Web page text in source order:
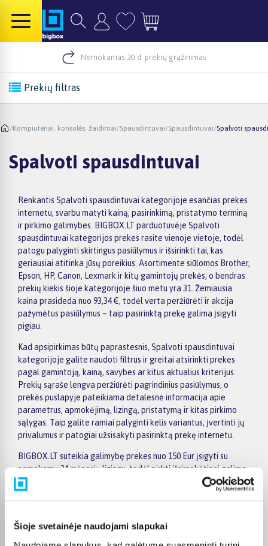
Šioje svetainėje naudojami slapukai
Nemokamas 30 d. prekių grąžinimas
Prekių filtras
/Kompiuteriai, konsolės, žaidimai/Spausdintuvai/Spausdintuvai/Spalvoti
Spalvoti spausdintuvai
Renkantis Spalvoti spausdintuvai kategorijoje esančias prekes
internetu, svarbu matyti kainą, pasirinkimą, pristatymo terminą
ir pirkimo galimybes. BIGBOX.LT parduotuvėje Spalvoti
spausdintuvai kategorijos prekes rasite vienoje vietoje, todėl
patogu palyginti skirtingus pasiūlymus ir išsirinkti tai, kas
geriausiai atitinka jūsų poreikius. Asortimente siūlomos Brother,
Epson, HP, Canon, Lexmark ir kitų gamintojų prekės, o bendras
prekių kiekis šioje kategorijoje šiuo metu yra 31. Žemiausia
kaina prasideda nuo 93,34 €, todėl verta peržiūrėti ir akcija
pažymėtus pasiūlymus – taip pasirinktą prekę galima įsigyti
pigiau.
Kad apsipirkimas būtų paprastesnis, Spalvoti spausdintuvai
kategorijoje galite naudoti filtrus ir greitai atsirinkti prekes
pagal gamintoją, kainą, savybes ar kitus aktualius kriterijus.
Prekių sąraše lengva peržiūrėti pagrindinius pasiūlymus, o
prekės puslapyje pateikiama detalesnė informacija apie
parametrus, apmokėjimą, lizingą, pristatymą ir kitas pirkimo
sąlygas. Taip galite ramiai palyginti kelis variantus, įvertinti jų
privalumus ir patogiai užsisakyti pasirinktą prekę internetu.
BIGBOX.LT suteikia galimybę prekes nuo 150 Eur įsigyti su
nemokamu 24 mėnesių lizingu, todėl pirkti išsimokėtinai galima
patogiai planuojant išlaidas. Užsakymus pristatome visoje
Lietuvoje: pristatymas į paštomatus kainuoja nuo 2,29 €, o
Kurjerio pristatymo kaina prasideda nuo 2,99 €. Jei prekė yra
sandėlyje, ją įprastai pristatome per 1–2 darbo dienas, o tikslų